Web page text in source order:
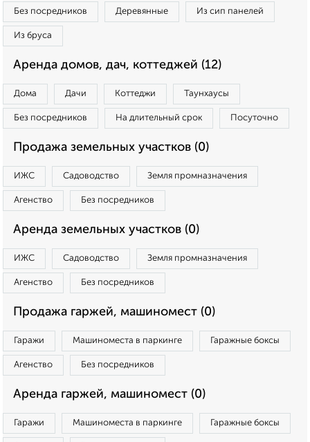
Без посредников Деревянные Из сип панелей
Из бруса
Аренда домов, дач, коттеджей (12)
Дома Дачи Коттеджи Таунхаусы
Без посредников На длительный срок Посуточно
Продажа земельных участков (0)
ИЖС Садоводство Земля промназначения
Агенство Без посредников
Аренда земельных участков (0)
ИЖС Садоводство Земля промназначения
Агенство Без посредников
Продажа гаржей, машиномест (0)
Гаражи Машиноместа в паркинге Гаражные боксы
Агенство Без посредников
Аренда гаржей, машиномест (0)
Гаражи Машиноместа в паркинге Гаражные боксы